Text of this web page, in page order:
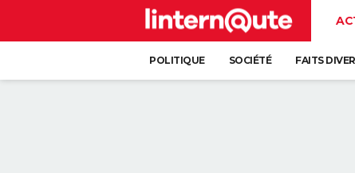
POLITIQUE SOCIÉTÉ FAITS